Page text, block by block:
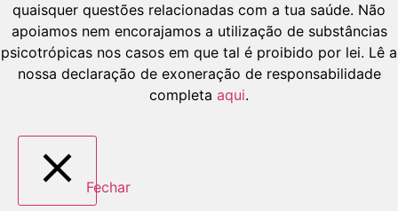
quaisquer questões relacionadas com a tua saúde. Não
apoiamos nem encorajamos a utilização de substâncias
psicotrópicas nos casos em que tal é proibido por lei. Lê a
nossa declaração de exoneração de responsabilidade
completa aqui.
Fechar